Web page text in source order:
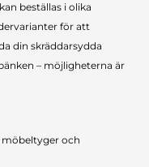
beställas i olika
för att
din skräddarsydda
– möjligheterna är
möbeltyger och